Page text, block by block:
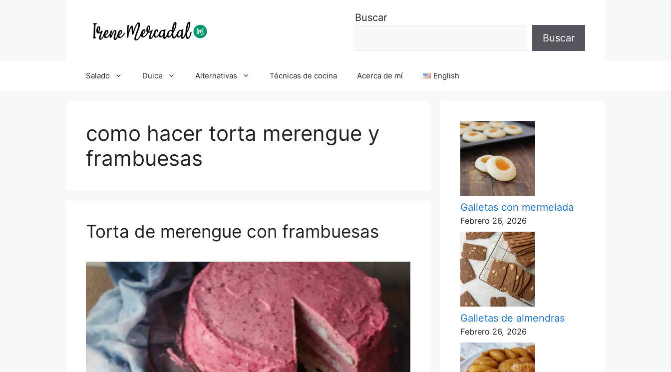
Buscar
Buscar
Salado Dulce Alternativas Técnicas de cocina Acerca de mí English
como hacer torta merengue y
frambuesas
Torta de merengue con frambuesas
Galletas con mermelada
Febrero 26, 2026
Galletas de almendras
Febrero 26, 2026